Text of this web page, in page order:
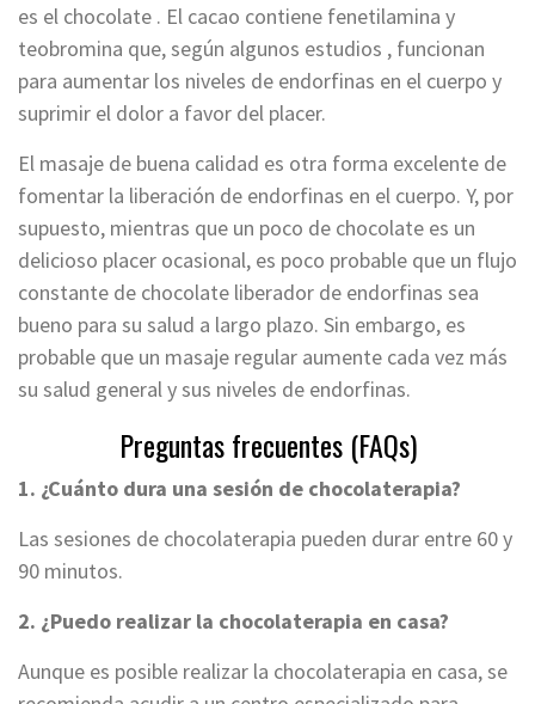
es el chocolate . El cacao contiene fenetilamina y
teobromina que, según algunos estudios , funcionan
para aumentar los niveles de endorfinas en el cuerpo y
suprimir el dolor a favor del placer.
El masaje de buena calidad es otra forma excelente de
fomentar la liberación de endorfinas en el cuerpo. Y, por
supuesto, mientras que un poco de chocolate es un
delicioso placer ocasional, es poco probable que un flujo
constante de chocolate liberador de endorfinas sea
bueno para su salud a largo plazo. Sin embargo, es
probable que un masaje regular aumente cada vez más
su salud general y sus niveles de endorfinas.
Preguntas frecuentes (FAQs)
1. ¿Cuánto dura una sesión de chocolaterapia?
Las sesiones de chocolaterapia pueden durar entre 60 y
90 minutos.
2. ¿Puedo realizar la chocolaterapia en casa?
Aunque es posible realizar la chocolaterapia en casa, se